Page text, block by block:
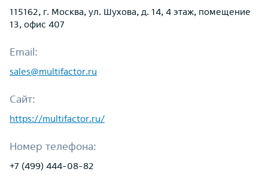
115162, г. Москва, ул. Шухова, д. 14, 4 этаж, помещение
13, офис 407
Email:
sales@multifactor.ru
Сайт:
https://multifactor.ru/
Номер телефона:
+7 (499) 444-08-82